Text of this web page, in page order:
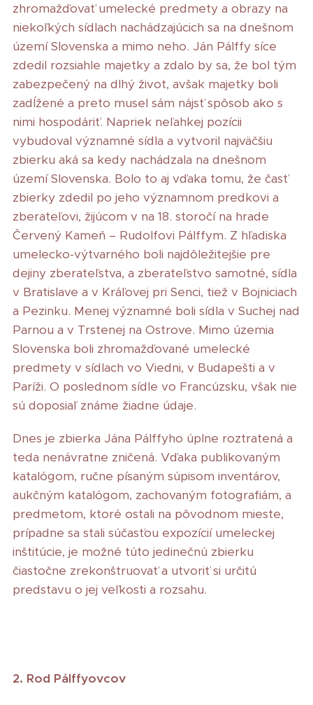
zhromažďovať umelecké predmety a obrazy na
niekoľkých sídlach nachádzajúcich sa na dnešnom
území Slovenska a mimo neho. Ján Pálffy síce
zdedil rozsiahle majetky a zdalo by sa, že bol tým
zabezpečený na dlhý život, avšak majetky boli
zadĺžené a preto musel sám nájsť spôsob ako s
nimi hospodáriť. Napriek neľahkej pozícii
vybudoval významné sídla a vytvoril najväčšiu
zbierku aká sa kedy nachádzala na dnešnom
území Slovenska. Bolo to aj vďaka tomu, že časť
zbierky zdedil po jeho významnom predkovi a
zberateľovi, žijúcom v na 18. storočí na hrade
Červený Kameň – Rudolfovi Pálffym. Z hľadiska
umelecko-výtvarného boli najdôležitejšie pre
dejiny zberateľstva, a zberateľstvo samotné, sídla
v Bratislave a v Kráľovej pri Senci, tiež v Bojniciach
a Pezinku. Menej významné boli sídla v Suchej nad
Parnou a v Trstenej na Ostrove. Mimo územia
Slovenska boli zhromažďované umelecké
predmety v sídlach vo Viedni, v Budapešti a v
Paríži. O poslednom sídle vo Francúzsku, však nie
sú doposiaľ známe žiadne údaje.
Dnes je zbierka Jána Pálffyho úplne roztratená a
teda nenávratne zničená. Vďaka publikovaným
katalógom, ručne písaným súpisom inventárov,
aukčným katalógom, zachovaným fotografiám, a
predmetom, ktoré ostali na pôvodnom mieste,
prípadne sa stali súčasťou expozícií umeleckej
inštitúcie, je možné túto jedinečnú zbierku
čiastočne zrekonštruovať a utvoriť si určitú
predstavu o jej veľkosti a rozsahu.
2. Rod Pálffyovcov